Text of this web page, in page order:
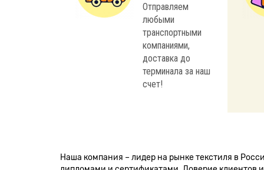
Отправляем
любыми
транспортными
компаниями,
доставка до
терминала за наш
счет!
Наша компания – лидер на рынке текстиля в